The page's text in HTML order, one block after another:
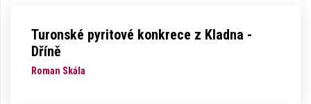
Turonské pyritové konkrece z Kladna -
Dříně
Roman Skála